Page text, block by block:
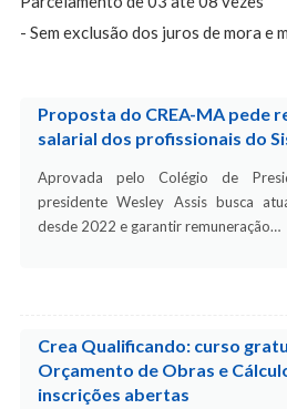
- Sem exclusão dos juros de mora e
Proposta do CREA-MA pede
salarial dos profissionais do
Aprovada pelo Colégio de
presidente Wesley Assis busca
desde 2022 e garantir remuneração…
Crea Qualificando: curso
Orçamento de Obras e
inscrições abertas